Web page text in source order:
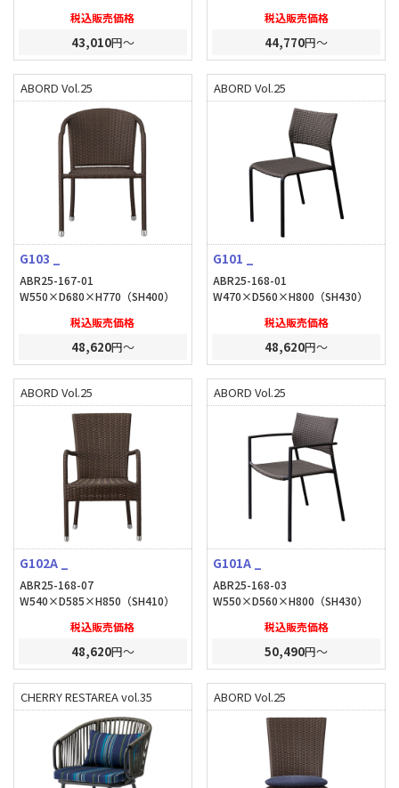
税込販売価格
43,010円～
税込販売価格
44,770円～
ABORD Vol.25
G103 _
ABR25-167-01
W550×D680×H770（SH400）
税込販売価格
48,620円～
ABORD Vol.25
G101 _
ABR25-168-01
W470×D560×H800（SH430）
税込販売価格
48,620円～
ABORD Vol.25
G102A _
ABR25-168-07
W540×D585×H850（SH410）
税込販売価格
48,620円～
ABORD Vol.25
G101A _
ABR25-168-03
W550×D560×H800（SH430）
税込販売価格
50,490円～
CHERRY RESTAREA vol.35 ABORD Vol.25